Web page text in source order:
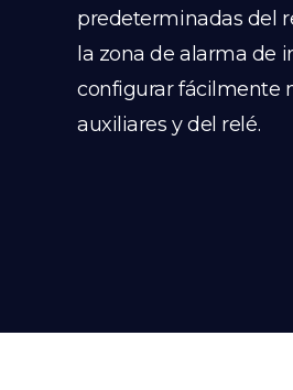
predeterminadas del
la zona de alarma de
configurar fácilmente
auxiliares y del relé.